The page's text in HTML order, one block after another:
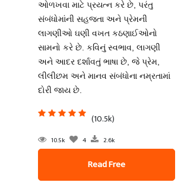
ઓળખવા માટે પ્રયત્ન કરે છે, પરંતુ
સંબંધોમાંની સહજતા અને પ્રેમની
લાગણીઓ ઘણી વખત કઠણાઈઓનો
સામનો કરે છે. કવિનું સ્વભાવ, લાગણી
અને આદર દર્શાવતું ભાષા છે, જે પ્રેમ,
લીલીછમ અને માનવ સંબંધોના નમ્રતામાં
દોરી જાય છે.
(10.5k)
10.5k 4 2.6k
Read Free